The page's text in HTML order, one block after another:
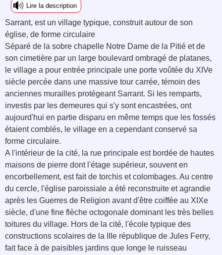
Lire la description
Sarrant, est un village typique, construit autour de son
église, de forme circulaire
Séparé de la sobre chapelle Notre Dame de la Pitié et de
son cimetière par un large boulevard ombragé de platanes,
le village a pour entrée principale une porte voûtée du XIVe
siècle percée dans une massive tour carrée, témoin des
anciennes murailles protégeant Sarrant. Si les remparts,
investis par les demeures qui s'y sont encastrées, ont
aujourd'hui en partie disparu en même temps que les fossés
étaient comblés, le village en a cependant conservé sa
forme circulaire.
A l'intérieur de la cité, la rue principale est bordée de hautes
maisons de pierre dont l'étage supérieur, souvent en
encorbellement, est fait de torchis et colombages. Au centre
du cercle, l'église paroissiale a été reconstruite et agrandie
après les Guerres de Religion avant d'être coiffée au XIXe
siècle, d'une fine flèche octogonale dominant les très belles
toitures du village. Hors de la cité, l'école typique des
constructions scolaires de la IIIe république de Jules Ferry,
fait face à de paisibles jardins que longe le ruisseau